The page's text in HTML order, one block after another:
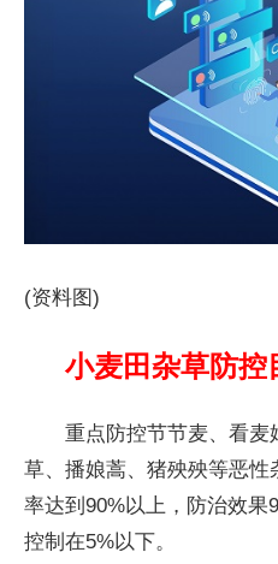
(资料图)
小麦田杂草防控
重点防控节节麦、看
草、播娘蒿、猪殃殃等恶
率达到90%以上，防治效果
控制在5%以下。